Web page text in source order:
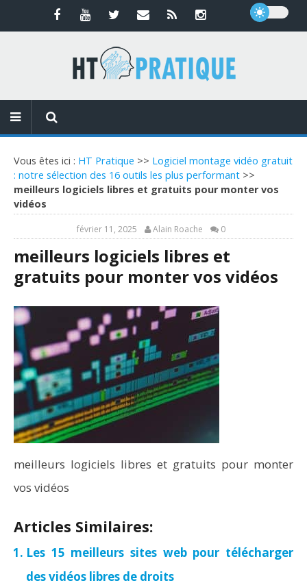
Vous êtes ici : HT Pratique >> Logiciel montage vidéo gratuit
: notre sélection des 16 outils les plus performant >>
meilleurs logiciels libres et gratuits pour monter vos
vidéos
février 11, 2025 Alain Roache 0
meilleurs logiciels libres et
gratuits pour monter vos vidéos
meilleurs logiciels libres et gratuits pour monter
vos vidéos
Articles Similaires:
Les 15 meilleurs sites web pour télécharger
des vidéos libres de droits